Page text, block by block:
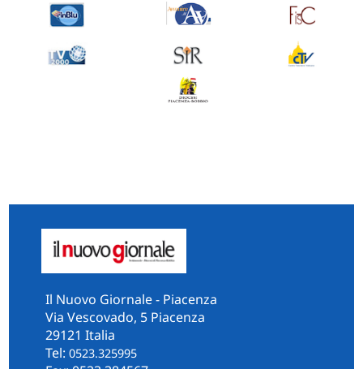
Il Nuovo Giornale - Piacenza
Via Vescovado, 5 Piacenza
29121 Italia
Tel: 0523.325995